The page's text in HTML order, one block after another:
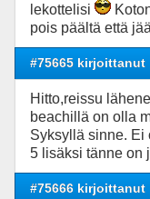
lekottelisi
pois päältä että
#75665 kirjoittanut
Hitto,reissu
beachillä on olla
Syksyllä sinne. Ei
5 lisäksi tänne on
#75666 kirjoittanut